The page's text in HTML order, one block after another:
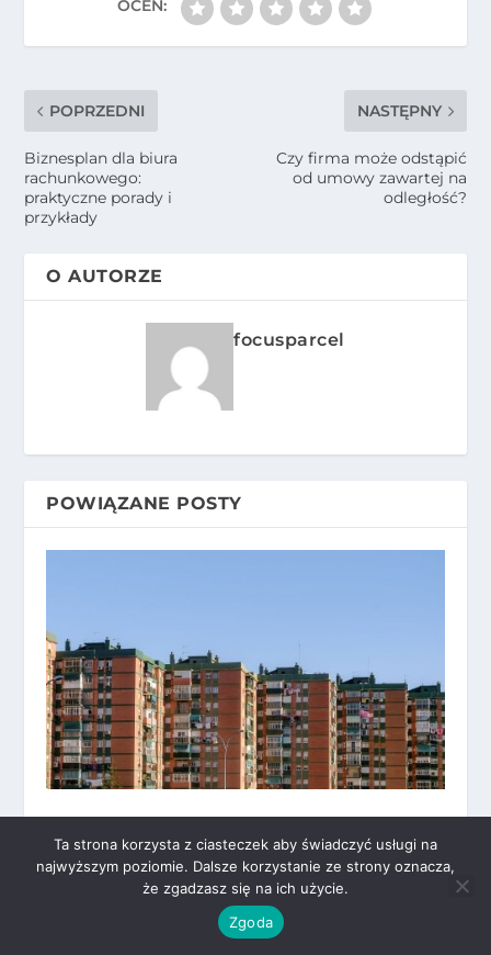
POPRZEDNI
Biznesplan dla biura
rachunkowego:
praktyczne porady i
przykłady
NASTĘPNY
Czy firma może odstąpić
od umowy zawartej na
odległość?
O AUTORZE
focusparcel
POWIĄZANE POSTY
nieruchomości na Ukrainie?
Przeczytaj!
Ta strona korzysta z ciasteczek aby świadczyć usługi na
najwyższym poziomie. Dalsze korzystanie ze strony oznacza,
że zgadzasz się na ich użycie.
Zgoda